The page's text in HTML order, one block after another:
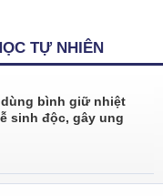
TỰ NHIÊN
bình giữ nhiệt
sinh độc, gây ung